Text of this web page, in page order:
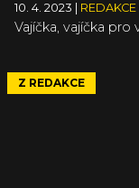
10. 4. 2023
Vajíčka, vajíčka pro
Z REDAKCE